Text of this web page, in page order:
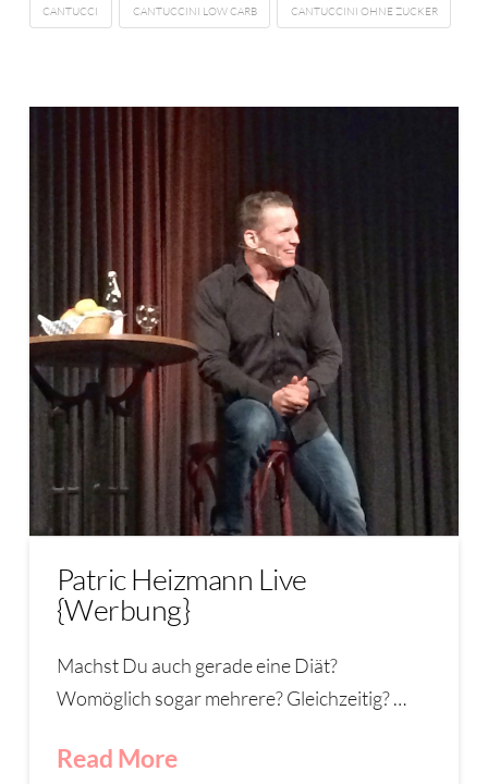
CANTUCCI CANTUCCINI LOW CARB CANTUCCINI OHNE ZUCKER
Patric Heizmann Live
{Werbung}
Machst Du auch gerade eine Diät?
Womöglich sogar mehrere? Gleichzeitig? …
Read More